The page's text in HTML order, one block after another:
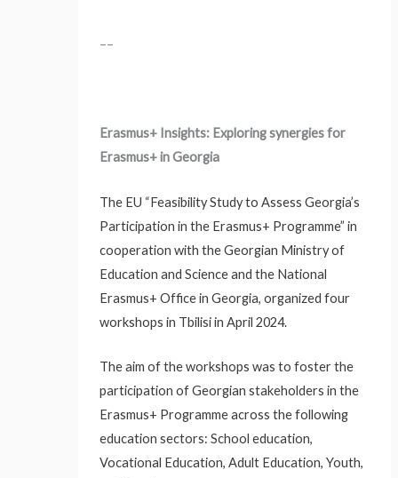
––
Erasmus+ Insights: Exploring synergies for
Erasmus+ in Georgia
The EU “Feasibility Study to Assess Georgia’s
Participation in the Erasmus+ Programme” in
cooperation with the Georgian Ministry of
Education and Science and the National
Erasmus+ Office in Georgia, organized four
workshops in Tbilisi in April 2024.
The aim of the workshops was to foster the
participation of Georgian stakeholders in the
Erasmus+ Programme across the following
education sectors: School education,
Vocational Education, Adult Education, Youth,